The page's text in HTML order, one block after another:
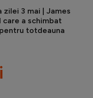
zilei 3 mai | James
care a schimbat
totdeauna